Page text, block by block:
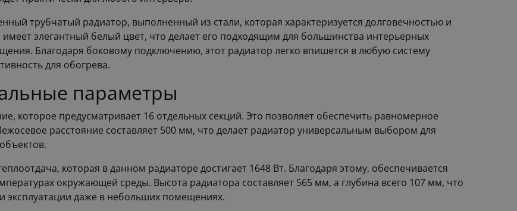
трубчатый радиатор, выполненный из стали, которая характеризуется долговечностью и
элегантный белый цвет, что делает его подходящим для большинства интерьерных
Благодаря боковому подключению, этот радиатор легко впишется в любую систему
для обогрева.
параметры
которое предусматривает 16 отдельных секций. Это позволяет обеспечить равномерное
расстояние составляет 500 мм, что делает радиатор универсальным выбором для
которая в данном радиаторе достигает 1648 Вт. Благодаря этому, обеспечивается
окружающей среды. Высота радиатора составляет 565 мм, а глубина всего 107 мм, что
эксплуатации даже в небольших помещениях.